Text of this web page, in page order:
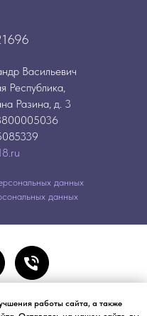
Васильевич
Республика,
Разина, д. 3
данных
данных
работы сайта, а также